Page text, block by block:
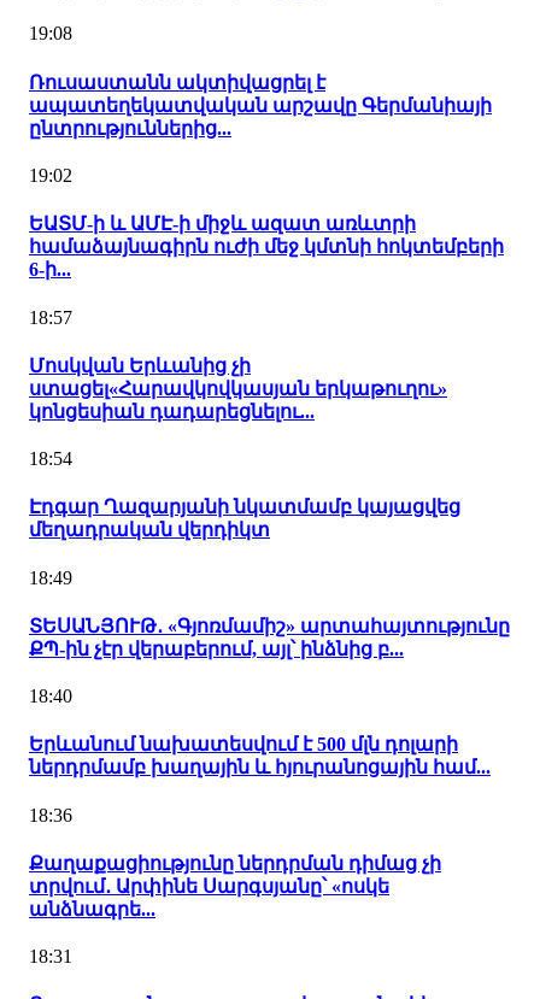
19:08
Ռուսաստանն ակտիվացրել է
ապատեղեկատվական արշավը Գերմանիայի
ընտրություններից...
19:02
ԵԱՏՄ-ի և ԱՄԷ-ի միջև ազատ առևտրի
համաձայնագիրն ուժի մեջ կմտնի հոկտեմբերի
6-ի...
18:57
Մոսկվան Երևանից չի
ստացել«Հարավկովկասյան երկաթուղու»
կոնցեսիան դադարեցնելու...
18:54
Էդգար Ղազարյանի նկատմամբ կայացվեց
մեղադրական վերդիկտ
18:49
ՏԵՍԱՆՅՈՒԹ․ «Գյոռմամիշ» արտահայտությունը
ՔՊ-ին չէր վերաբերում, այլ՝ ինձնից բ...
18:40
Երևանում նախատեսվում է 500 մլն դոլարի
ներդրմամբ խաղային և հյուրանոցային համ...
18:36
Քաղաքացիությունը ներդրման դիմաց չի
տրվում․ Արփինե Սարգսյանը՝ «ոսկե
անձնագրե...
18:31